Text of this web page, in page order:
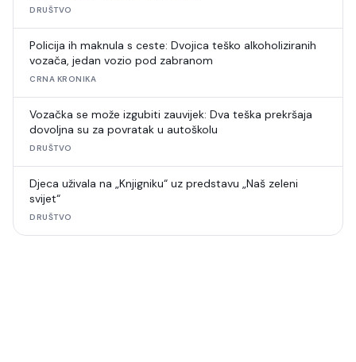
DRUŠTVO
Policija ih maknula s ceste: Dvojica teško alkoholiziranih
vozača, jedan vozio pod zabranom
CRNA KRONIKA
Vozačka se može izgubiti zauvijek: Dva teška prekršaja
dovoljna su za povratak u autoškolu
DRUŠTVO
Djeca uživala na „Knjigniku“ uz predstavu „Naš zeleni
svijet“
DRUŠTVO